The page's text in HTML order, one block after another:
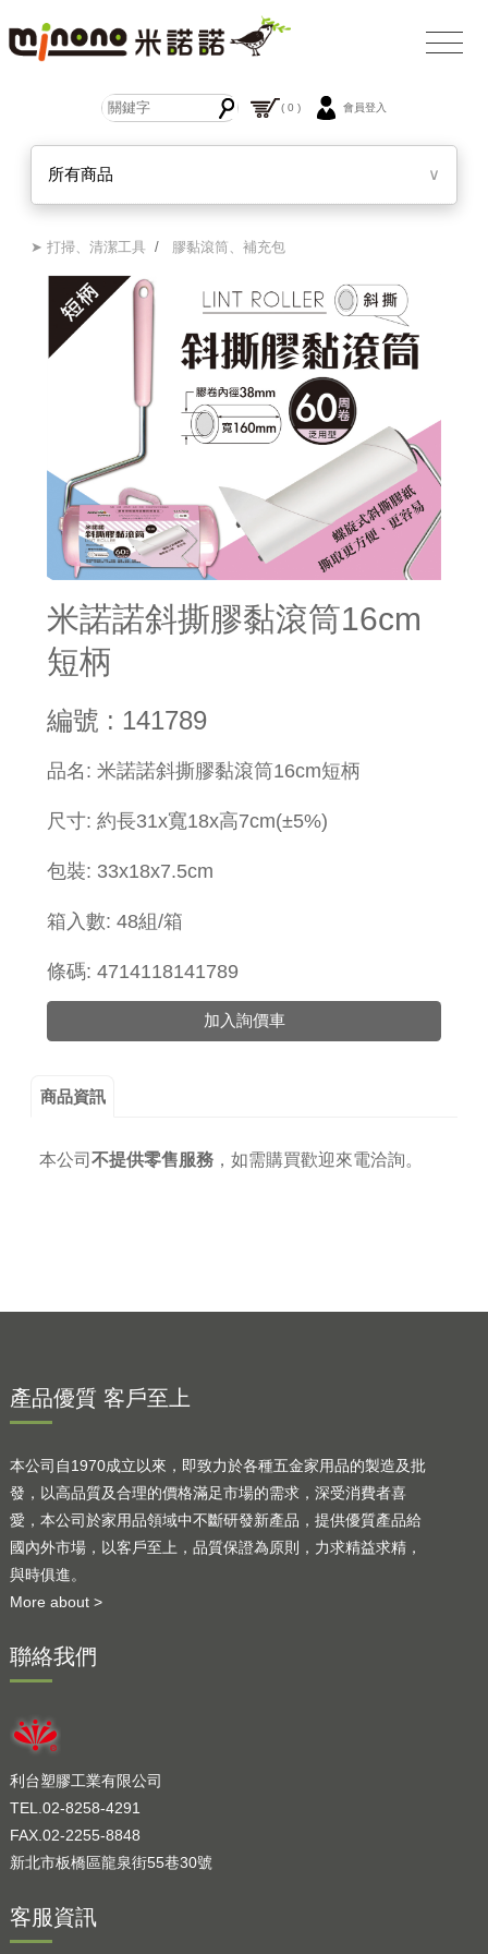
( 0 ) 會員登入
所有商品 ∨
➤ 打掃、清潔工具 / 膠黏滾筒、補充包
米諾諾斜撕膠黏滾筒16cm
短柄
編號 : 141789
品名: 米諾諾斜撕膠黏滾筒16cm短柄
尺寸: 約長31x寬18x高7cm(±5%)
包裝: 33x18x7.5cm
箱入數: 48組/箱
條碼: 4714118141789
加入詢價車
商品資訊
本公司 不提供零售服務， 如需購買歡迎來電洽詢。
產品優質 客戶至上
本公司自1970成立以來，即致力於各種五金家用品的製造及批
發，以高品質及合理的價格滿足市場的需求，深受消費者喜
愛，本公司於家用品領域中不斷研發新產品，提供優質產品給
國內外市場，以客戶至上，品質保證為原則，力求精益求精，
與時俱進。
More about >
聯絡我們
利台塑膠工業有限公司
TEL.02-8258-4291
FAX.02-2255-8848
新北市板橋區龍泉街55巷30號
客服資訊